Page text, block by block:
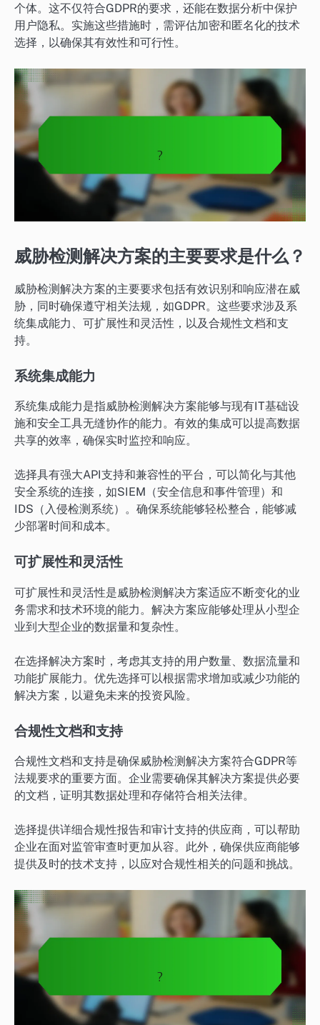
个体。这不仅符合GDPR的要求，还能在数据分析中保护
用户隐私。实施这些措施时，需评估加密和匿名化的技术
选择，以确保其有效性和可行性。
威胁检测解决方案的主要要求是什么？
威胁检测解决方案的主要要求包括有效识别和响应潜在威
胁，同时确保遵守相关法规，如GDPR。这些要求涉及系
统集成能力、可扩展性和灵活性，以及合规性文档和支
持。
系统集成能力
系统集成能力是指威胁检测解决方案能够与现有IT基础设
施和安全工具无缝协作的能力。有效的集成可以提高数据
共享的效率，确保实时监控和响应。
选择具有强大API支持和兼容性的平台，可以简化与其他
安全系统的连接，如SIEM（安全信息和事件管理）和
IDS（入侵检测系统）。确保系统能够轻松整合，能够减
少部署时间和成本。
可扩展性和灵活性
可扩展性和灵活性是威胁检测解决方案适应不断变化的业
务需求和技术环境的能力。解决方案应能够处理从小型企
业到大型企业的数据量和复杂性。
在选择解决方案时，考虑其支持的用户数量、数据流量和
功能扩展能力。优先选择可以根据需求增加或减少功能的
解决方案，以避免未来的投资风险。
合规性文档和支持
合规性文档和支持是确保威胁检测解决方案符合GDPR等
法规要求的重要方面。企业需要确保其解决方案提供必要
的文档，证明其数据处理和存储符合相关法律。
选择提供详细合规性报告和审计支持的供应商，可以帮助
企业在面对监管审查时更加从容。此外，确保供应商能够
提供及时的技术支持，以应对合规性相关的问题和挑战。